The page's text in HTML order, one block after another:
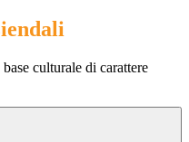
culturale di carattere